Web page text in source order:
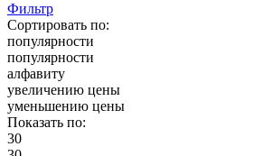
Фильтр
Сортировать по:
популярности
популярности
алфавиту
увеличению цены
уменьшению цены
Показать по:
30